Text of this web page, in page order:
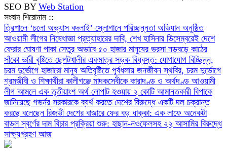
SEO BY Web Station
সংবাদ শিরোনাম ::
‎ত্রিশালে ‘চলো অভ্যাস বদলাই’ স্লোগানে পরিচ্ছন্নতা অভিযান অনুষ্ঠিত
আওয়ামী লীগের নিষেধাজ্ঞা প্রত্যাহারের দাবি, শেখ হাসিনার ডিসেম্বরেই দেশে
ফেরার ঘোষণা পাকা সেতুর অভাবে ৫০ হাজার মানুষের ভরসা নড়বড়ে কাঠের
সাঁকো ভারী বৃষ্টিতে ছেপটখালীর একমাত্র সড়ক বিধ্বস্ত: যোগাযোগ বিচ্ছিন্ন,
চরম দুর্ভোগে হাজারো মানুষ অতিবৃষ্টিতে পূর্বধলায় জনজীবন স্থবির, চরম দুর্ভোগে
শ্রমজীবী ও শিক্ষার্থীরা কালীগঞ্জে মাদকসেবীকে কারাদণ্ড ও অর্থদণ্ড আওয়ামী
লীগ আমলে এক তৃতীয়াংশ অর্থ লোপাট হওয়ায় ২ কোটি আমানতকারী বিপাকে
জানিয়েছে গভর্নর সরকারকে ব্যর্থ করতে দেশের বিরুদ্ধে একটি দল চক্রান্ত
করছে বলেছেন রিজভী দেশের বাজারে ফের বড় ধাক্কা: এক লাফে অনেকটা
বাড়ল স্বর্ণের দাম বিচার প্রক্রিয়া শুরু: হাছান-নওফেলসহ ২২ আসামির বিরুদ্ধে
সাক্ষ্যগ্রহণ আজ